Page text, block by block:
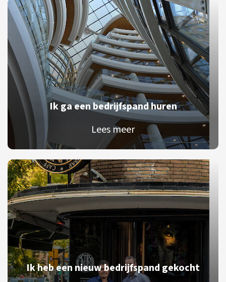
Ik ga een bedrijfspand huren
Lees meer
Ik heb een nieuw bedrijfspand gekocht